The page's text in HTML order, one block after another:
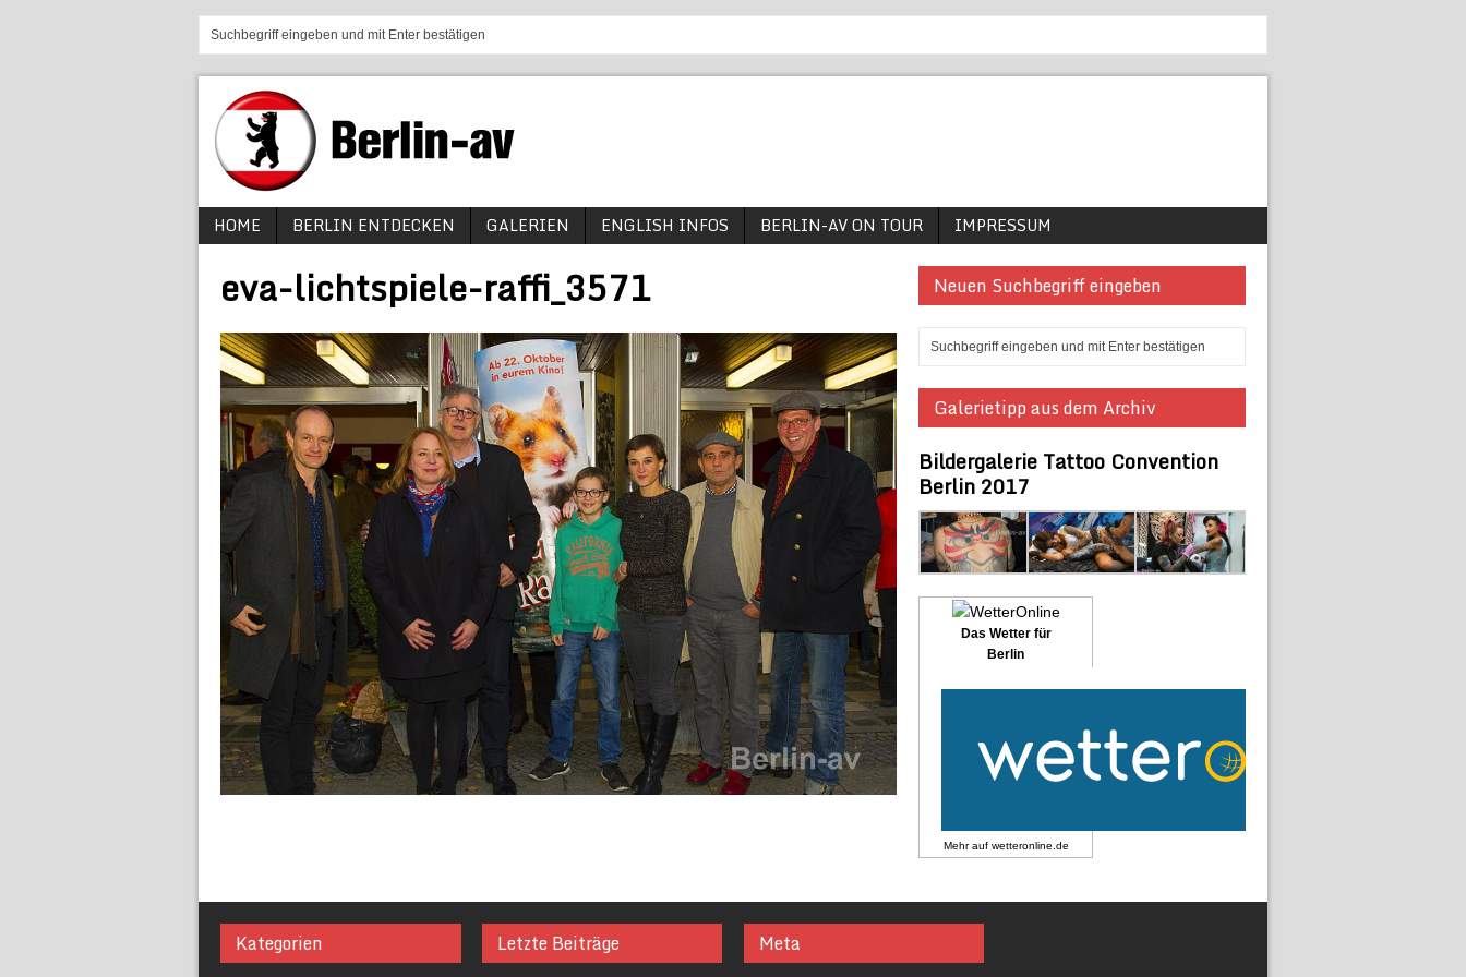
HOME BERLIN ENTDECKEN GALERIEN ENGLISH INFOS BERLIN-AV ON TOUR IMPRESSUM
eva-lichtspiele-raffi_3571 Neuen Suchbegriff eingeben
Galerietipp aus dem Archiv
Bildergalerie Tattoo Convention
Berlin 2017
Das Wetter für
Berlin
Mehr auf wetteronline.de
Kategorien Letzte Beiträge Meta